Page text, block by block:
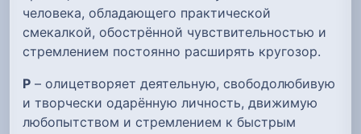
человека, обладающего практической
смекалкой, обострённой чувствительностью и
стремлением постоянно расширять кругозор.
Р – олицетворяет деятельную, свободолюбивую
и творчески одарённую личность, движимую
любопытством и стремлением к быстрым